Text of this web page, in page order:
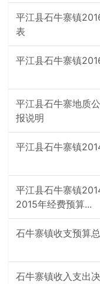
平江县石牛寨镇
表
平江县石牛寨镇
平江县石牛寨地质
报说明
平江县石牛寨镇
平江县石牛寨镇
2015年经费预算...
石牛寨镇收支预算
石牛寨镇收入支出